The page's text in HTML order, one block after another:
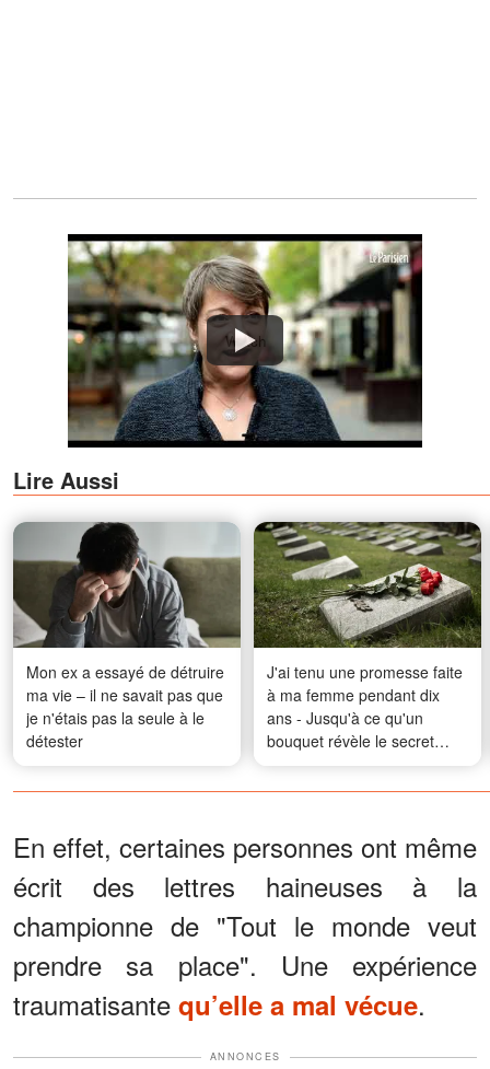
Watch
Lire Aussi
Mon ex a essayé de détruire
ma vie – il ne savait pas que
je n'étais pas la seule à le
détester
J'ai tenu une promesse faite
à ma femme pendant dix
ans - Jusqu'à ce qu'un
bouquet révèle le secret
qu'elle avait emporté avec
elle
En effet, certaines personnes ont même
écrit des lettres haineuses à la
championne de "Tout le monde veut
prendre sa place". Une expérience
traumatisante qu’elle a mal vécue.
ANNONCES